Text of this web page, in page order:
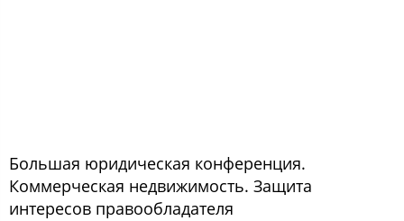
Большая юридическая конференция.
Коммерческая недвижимость. Защита
интересов правообладателя